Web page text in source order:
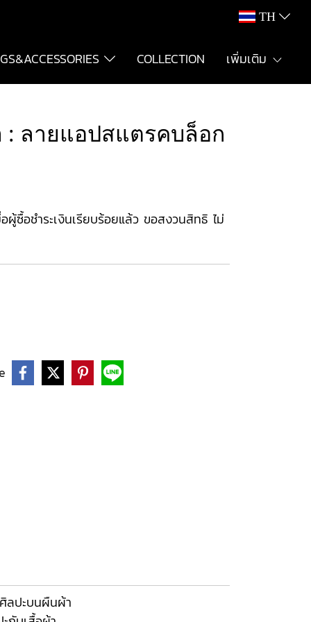
TH
COLLECTION เพิ่มเติม
: ลายแอปสแตรคบล็อก
ผู้ซื้อชำระเงินเรียบร้อยแล้ว ขอสงวนสิทธิ ไม่
ลปะบนผืนผ้า